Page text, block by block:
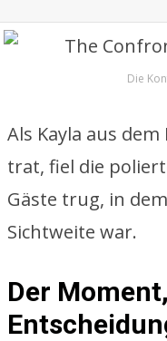
Die
Als Kayla aus
trat, fiel die
Gäste trug, in
Sichtweite war.
Der